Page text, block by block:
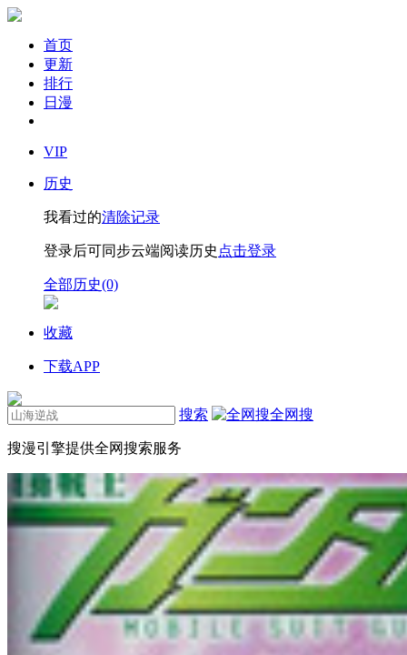
首页
更新
排行
日漫
VIP
历史
我看过的清除记录
登录后可同步云端阅读历史 点击登录
全部历史(0)
收藏
下载APP
搜索 全网搜
搜漫引擎提供全网搜索服务